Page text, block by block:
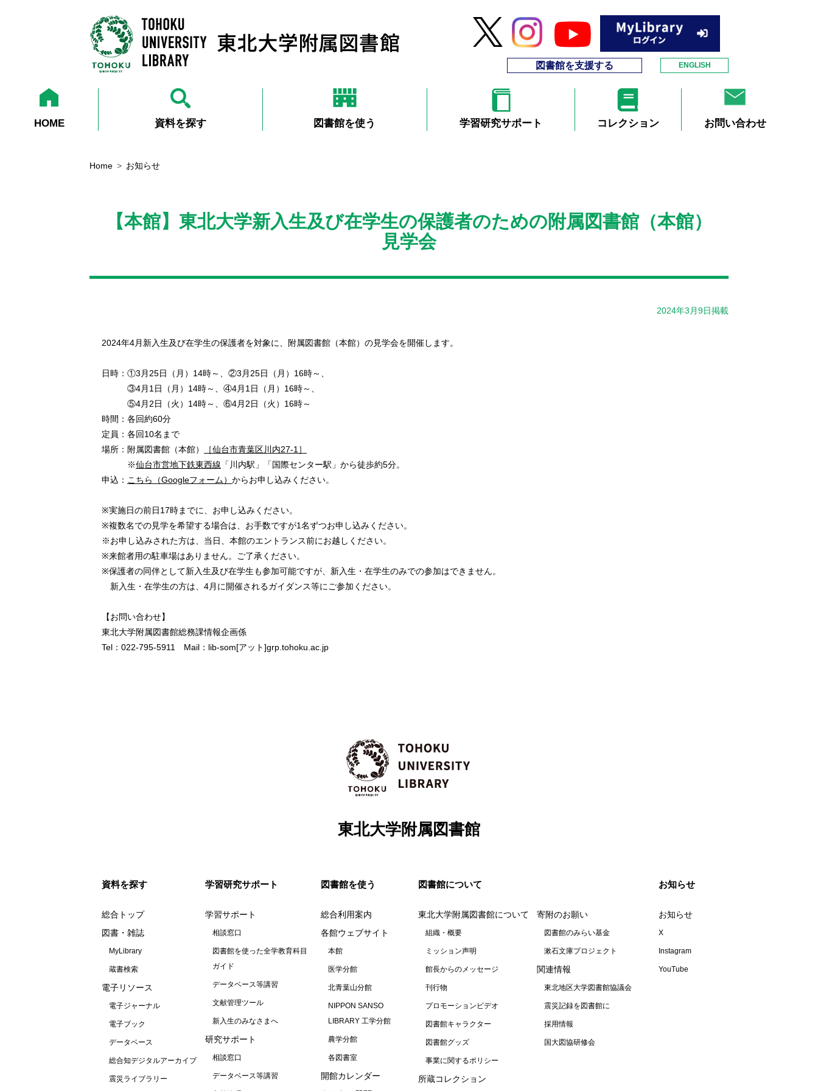
ENGLISH
図書館を支援する
HOME 資料を探す 図書館を使う 学習研究サポート コレクション お問い合わせ
Home お知らせ
【本館】東北大学新入生及び在学生の保護者のための附属図書館（本館）
見学会
2024年3月9日掲載
2024年4月新入生及び在学生の保護者を対象に、附属図書館（本館）の見学会を開催します。
日時：①3月25日（月）14時～、②3月25日（月）16時～、
③4月1日（月）14時～、④4月1日（月）16時～、
⑤4月2日（火）14時～、⑥4月2日（火）16時～
時間：各回約60分
定員：各回10名まで
場所：附属図書館（本館）
［仙台市青葉区川内27-1］
※仙台市営地下鉄東西線 「川内駅」「国際センター駅」から徒歩約5分。
申込： こちら（Googleフォーム） からお申し込みください。
※実施日の前日17時までに、お申し込みください。
※複数名での見学を希望する場合は、お手数ですが1名ずつお申し込みください。
※お申し込みされた方は、当日、本館のエントランス前にお越しください。
※来館者用の駐車場はありません。ご了承ください。
※保護者の同伴として新入生及び在学生も参加可能ですが、新入生・在学生のみでの参加はできません。
新入生・在学生の方は、4月に開催されるガイダンス等にご参加ください。
【お問い合わせ】
東北大学附属図書館総務課情報企画係
Tel：022-795-5911 Mail：lib-som[アット]grp.tohoku.ac.jp
東北大学附属図書館
資料を探す
総合トップ
図書・雑誌
MyLibrary
蔵書検索
電子リソース
電子ジャーナル
電子ブック
データベース
総合知デジタルアーカイブ
震災ライブラリー
学習研究サポート
学習サポート
相談窓口
図書館を使った全学教育科目
ガイド
データベース等講習
文献管理ツール
新入生のみなさまへ
研究サポート
相談窓口
データベース等講習
図書館を使う
総合利用案内
各館ウェブサイト
本館
医学分館
北青葉山分館
NIPPON SANSO
LIBRARY 工学分館
農学分館
各図書室
開館カレンダー
図書館について
東北大学附属図書館について
組織・概要
ミッション声明
館長からのメッセージ
刊行物
プロモーションビデオ
図書館キャラクター
図書館グッズ
事業に関するポリシー
所蔵コレクション
寄附のお願い
図書館のみらい基金
漱石文庫プロジェクト
関連情報
東北地区大学図書館協議会
震災記録を図書館に
採用情報
国大図協研修会
お知らせ
お知らせ
X
Instagram
YouTube